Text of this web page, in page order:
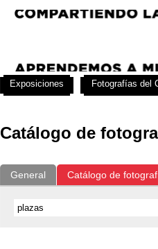
Catálogo de
General Catálogo de
Exposiciones Fotografías del